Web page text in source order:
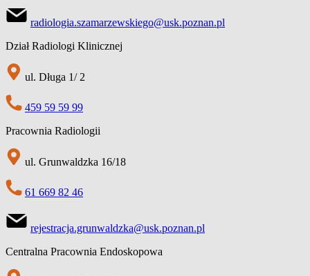
radiologia.szamarzewskiego@usk.poznan.pl
Dział Radiologi Klinicznej
ul. Długa 1/ 2
459 59 59 99
Pracownia Radiologii
ul. Grunwaldzka 16/18
61 669 82 46
rejestracja.grunwaldzka@usk.poznan.pl
Centralna Pracownia Endoskopowa